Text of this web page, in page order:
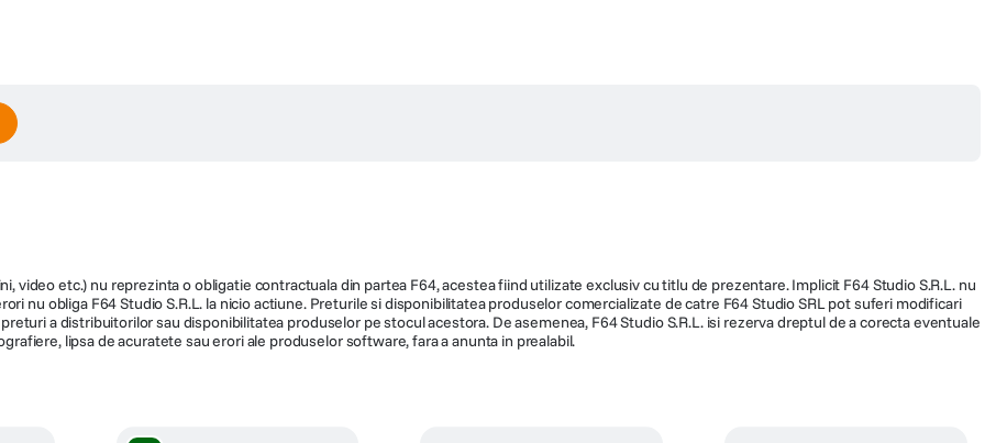
500 nt
video etc.) nu reprezinta o obligatie contractuala din partea F64, acestea fiind utilizate exclusiv cu titlu de prezentare. Implicit F64 Studio S.R.L. nu
nu obliga F64 Studio S.R.L. la nicio actiune. Preturile si disponibilitatea produselor comercializate de catre F64 Studio SRL pot suferi modificari
a distribuitorilor sau disponibilitatea produselor pe stocul acestora. De asemenea, F64 Studio S.R.L. isi rezerva dreptul de a corecta eventuale
lipsa de acuratete sau erori ale produselor software, fara a anunta in prealabil.